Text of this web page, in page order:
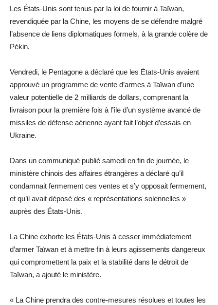
Les États-Unis sont tenus par la loi de fournir à Taïwan,
revendiquée par la Chine, les moyens de se défendre malgré
l’absence de liens diplomatiques formels, à la grande colère de
Pékin.
Vendredi, le Pentagone a déclaré que les États-Unis avaient
approuvé un programme de vente d’armes à Taïwan d’une
valeur potentielle de 2 milliards de dollars, comprenant la
livraison pour la première fois à l’île d’un système avancé de
missiles de défense aérienne ayant fait l’objet d’essais en
Ukraine.
Dans un communiqué publié samedi en fin de journée, le
ministère chinois des affaires étrangères a déclaré qu’il
condamnait fermement ces ventes et s’y opposait fermement,
et qu’il avait déposé des « représentations solennelles »
auprès des États-Unis.
La Chine exhorte les États-Unis à cesser immédiatement
d’armer Taïwan et à mettre fin à leurs agissements dangereux
qui compromettent la paix et la stabilité dans le détroit de
Taïwan, a ajouté le ministère.
« La Chine prendra des contre-mesures résolues et toutes les